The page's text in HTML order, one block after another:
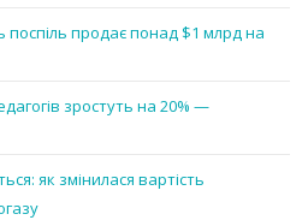
продає понад $1 млрд на
зростуть на 20% —
як змінилася вартість